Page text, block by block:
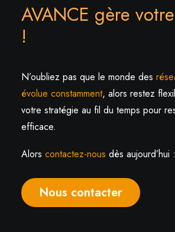
AVANCE gère
!
N’oubliez pas que le monde des
évolue constamment, alors restez
votre stratégie au fil du temps pour
efficace.
Alors contactez-nous dès aujourd’hui :
Nous contacter